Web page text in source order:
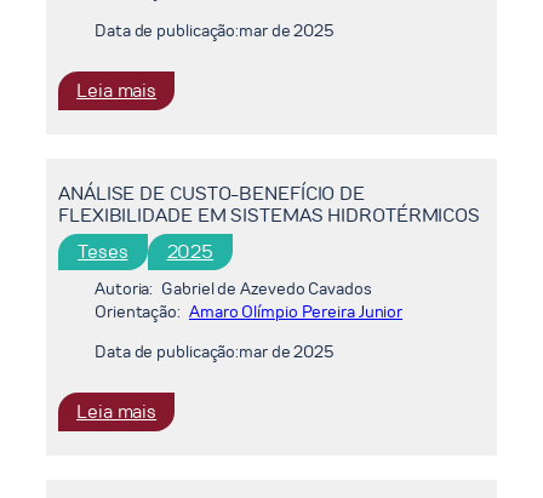
UMA
ANÁLISE
PARA
O
Data de publicação:mar de 2025
Leia mais
DESENVOLVIMENTO
DE
AVALIAÇÃO
DE
IMPLEMENTAÇÃO
DE
BIOQUEROSENE
DE
PARA
O
ANÁLISE DE CUSTO-BENEFÍCIO DE
FLEXIBILIDADE EM SISTEMAS HIDROTÉRMICOS
Teses 2025
Autoria: Gabriel de Azevedo Cavados
Orientação: Amaro Olímpio Pereira Junior
Data de publicação:mar de 2025
Leia mais
ANÁLISE